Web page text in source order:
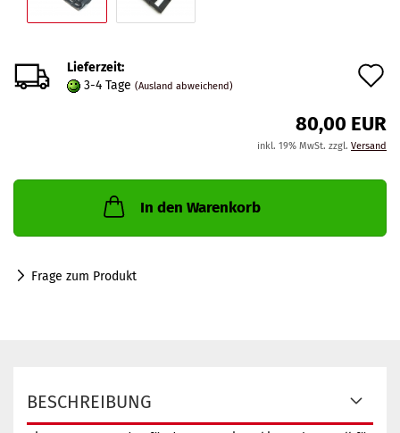
Lieferzeit:
3-4 Tage (Ausland abweichend)
80,00 EUR
inkl. 19% MwSt. zzgl. Versand
In den Warenkorb
Frage zum Produkt
BESCHREIBUNG